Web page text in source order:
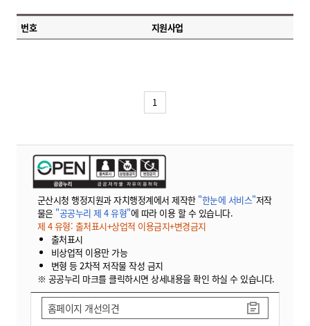
번호 지원사업
1
군산시청 행정지원과 자치행정계에서 제작한 "한눈에 서비스"저작
물은 "공공누리 제 4 유형"에 따라 이용 할 수 있습니다.
제 4 유형: 출처표시+상업적 이용금지+변경금지
출처표시
비상업적 이용만 가능
변형 등 2차적 저작물 작성 금지
※ 공공누리 마크를 클릭하시면 상세내용을 확인 하실 수 있습니다.
홈페이지 개선의견